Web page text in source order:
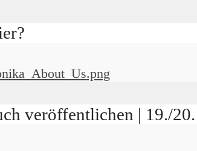
veröffentlichen | 19./